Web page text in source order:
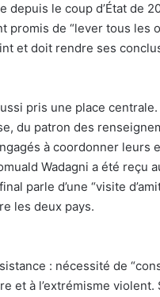
le coup d’État de
promis de “lever tous les
et doit rendre ses
pris une place
du patron des
à coordonner
Wadagni a été reçu
parle d’une “visite
les deux pays.
: nécessité de
et à l’extrémisme